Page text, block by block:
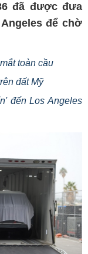
đã được đưa
để chờ
toàn cầu
đất Mỹ
đến Los Angeles